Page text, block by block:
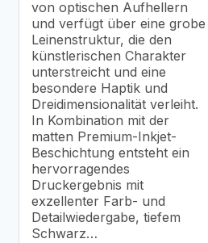
von optischen Aufhellern
und verfügt über eine grobe
Leinenstruktur, die den
künstlerischen Charakter
unterstreicht und eine
besondere Haptik und
Dreidimensionalität verleiht.
In Kombination mit der
matten Premium-Inkjet-
Beschichtung entsteht ein
hervorragendes
Druckergebnis mit
exzellenter Farb- und
Detailwiedergabe, tiefem
Schwarz…